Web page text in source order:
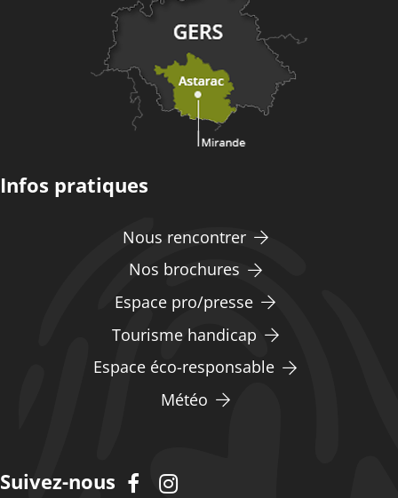
Infos pratiques
Nous rencontrer
Nos brochures
Espace pro/presse
Tourisme handicap
Espace éco-responsable
Météo
Suivez-nous